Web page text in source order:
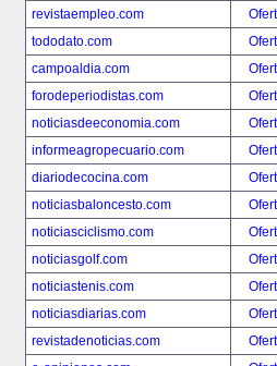
revistaempleo.com
tododato.com
campoaldia.com
forodeperiodistas.com
noticiasdeeconomia.com
informeagropecuario.com
diariodecocina.com
noticiasbaloncesto.com
noticiasciclismo.com
noticiasgolf.com
noticiastenis.com
noticiasdiarias.com
revistadenoticias.com